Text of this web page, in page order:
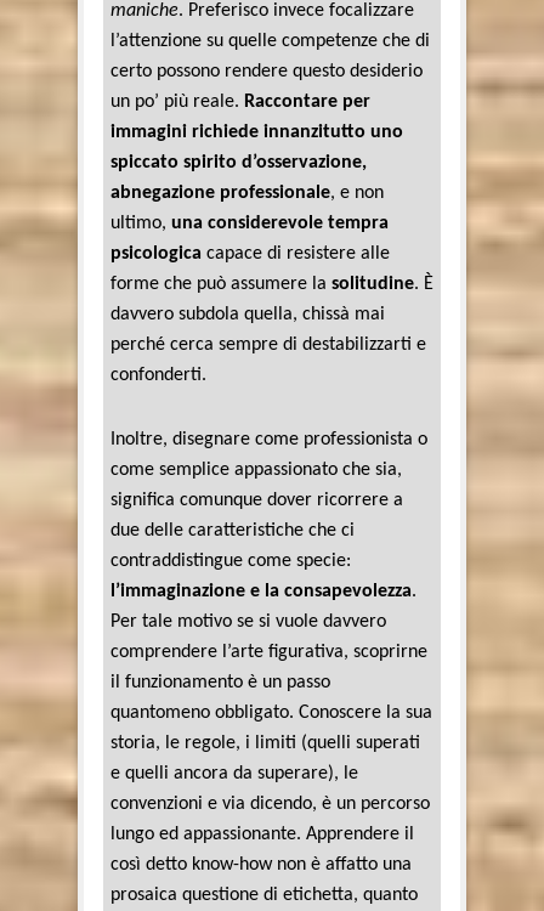
maniche. Preferisco invece focalizzare
l’attenzione su quelle competenze che di
certo possono rendere questo desiderio
un po’ più reale. Raccontare per
immagini richiede innanzitutto uno
spiccato spirito d’osservazione,
abnegazione professionale, e non
ultimo, una considerevole tempra
psicologica capace di resistere alle
forme che può assumere la solitudine. È
davvero subdola quella, chissà mai
perché cerca sempre di destabilizzarti e
confonderti.
Inoltre, disegnare come professionista o
come semplice appassionato che sia,
significa comunque dover ricorrere a
due delle caratteristiche che ci
contraddistingue come specie:
l’immaginazione e la consapevolezza.
Per tale motivo se si vuole davvero
comprendere l’arte figurativa, scoprirne
il funzionamento è un passo
quantomeno obbligato. Conoscere la sua
storia, le regole, i limiti (quelli superati
e quelli ancora da superare), le
convenzioni e via dicendo, è un percorso
lungo ed appassionante. Apprendere il
così detto know-how non è affatto una
prosaica questione di etichetta, quanto